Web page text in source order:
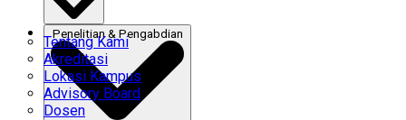
Tentang Kami
Akreditasi
Lokasi Kampus
Advisory Board
Dosen